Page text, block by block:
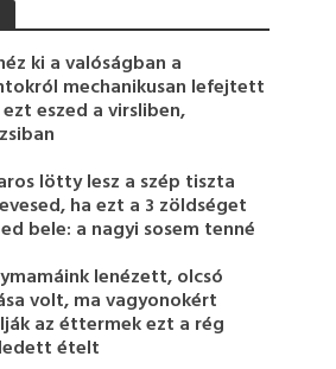
ki a valóságban a
mechanikusan lefejtett
ezt eszed a virsliben,
lötty lesz a szép tiszta
ha ezt a 3 zöldséget
bele: a nagyi sosem tenné
lenézett, olcsó
volt, ma vagyonokért
az éttermek ezt a rég
ételt